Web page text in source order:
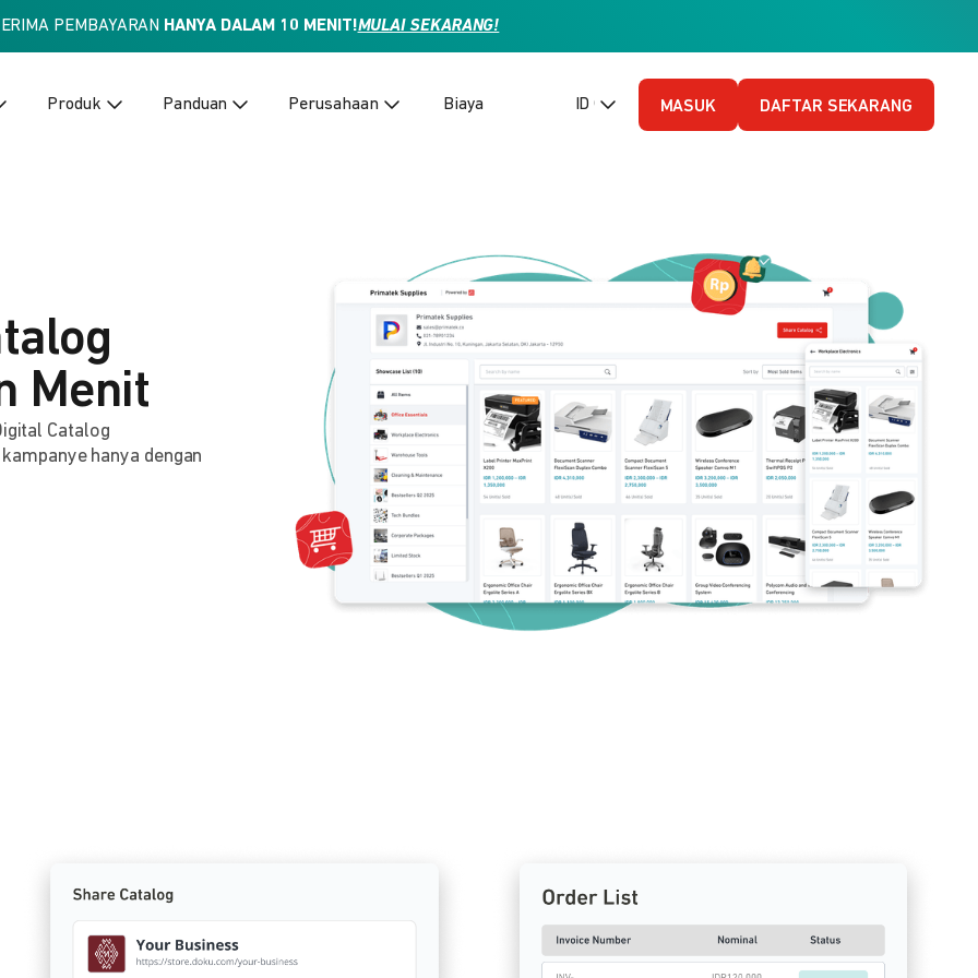
PEMBAYARAN HANYA DALAM 10 MENIT!MULAI SEKARANG!
Produk Panduan Perusahaan Biaya ID (Bahasa Indonesia)
MASUK DAFTAR SEKARANG
Menit
Catalog
hanya dengan